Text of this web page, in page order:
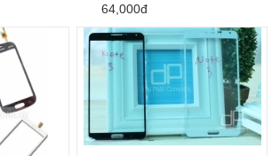
64,000đ